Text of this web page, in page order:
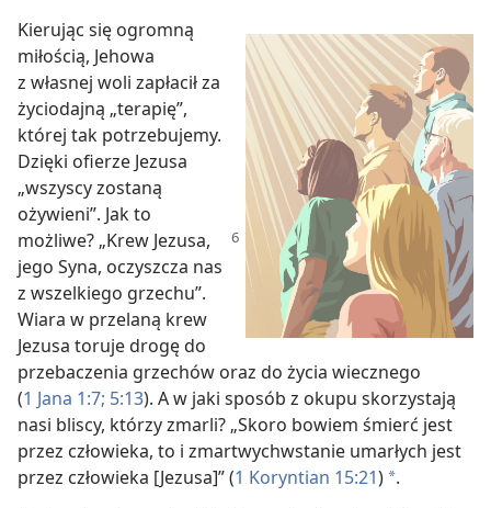
Kierując się ogromną
miłością, Jehowa
z własnej woli zapłacił za
życiodajną „terapię”,
której tak potrzebujemy.
Dzięki ofierze Jezusa
„wszyscy zostaną
ożywieni”. Jak to
możliwe? „Krew Jezusa,
jego Syna, oczyszcza nas
z wszelkiego grzechu”.
Wiara w przelaną krew
Jezusa toruje drogę do
przebaczenia grzechów oraz do życia wiecznego
(1 Jana 1:7; 5:13). A w jaki sposób z okupu skorzystają
nasi bliscy, którzy zmarli? „Skoro bowiem śmierć jest
przez człowieka, to i zmartwychwstanie umarłych jest
przez człowieka [Jezusa]” (1 Koryntian 15:21) a.